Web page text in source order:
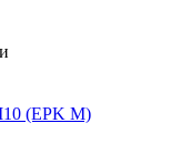
(EPK M)